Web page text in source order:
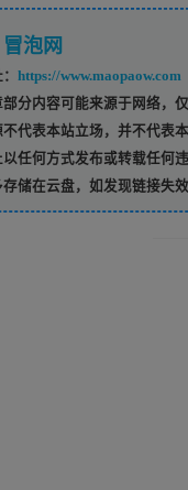
冒泡网
https://www.maopaow.com
分内容可能来源于网络，
代表本站立场，并不代表
任何方式发布或转载任何
储在云盘，如发现链接失